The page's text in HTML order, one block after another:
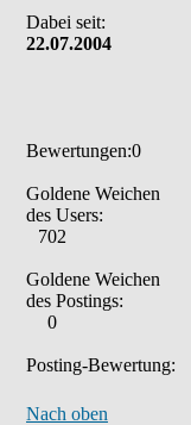
Dabei seit:
22.07.2004
Bewertungen:0
Goldene Weichen
des Users:
702
Goldene Weichen
des Postings:
0
Posting-Bewertung:
Nach oben